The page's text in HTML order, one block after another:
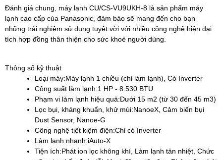
Đánh giá chung, máy lạnh CU/CS-VU9UKH-8 là sản phẩm máy
lạnh cao cấp của Panasonic, đảm bảo sẽ mang đến cho bạn
những trải nghiệm sử dụng tuyệt vời với nhiều công nghệ hiện đại
tích hợp đồng thân thiện cho sức khoẻ người dùng.
Thông số kỹ thuật
Loại máy:Máy lạnh 1 chiều (chỉ làm lạnh), Có Inverter
Công suất làm lạnh:1 HP - 8.530 BTU
Phạm vi làm lạnh hiệu quả:Dưới 15 m2 (từ 30 đến 45 m3)
Lọc bụi, kháng khuẩn, khử mùi:NanoeX, Cảm biến bụi
Dust Sensor, Nanoe-G
Công nghệ tiết kiệm điện:Chỉ có Inverter
Làm lạnh nhanh:iAuto-X
Tiện ích:Phát ion lọc không khí, Làm lạnh tản nhiệt, Chức